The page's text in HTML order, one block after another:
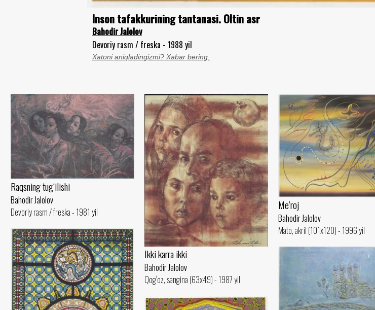
Inson tafakkurining tantanasi. Oltin asr
Bahodir Jalolov
Devoriy rasm / freska - 1988 yil
Xatoni aniqladingizmi? Xabar bering.
Raqsning tug‘ilishi
Bahodir Jalolov
Devoriy rasm / freska - 1981 yil
Ikki karra ikki
Bahodir Jalolov
Qog‘oz, sangina (63x49) - 1987 yil
Me’roj
Bahodir Jalolov
Mato, akril (101x120) - 1996 yil